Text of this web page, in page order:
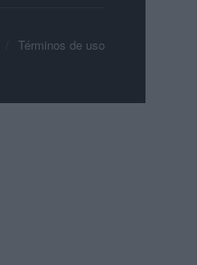
Términos de uso